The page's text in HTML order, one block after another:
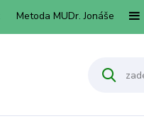
Metoda MUDr. Jonáše